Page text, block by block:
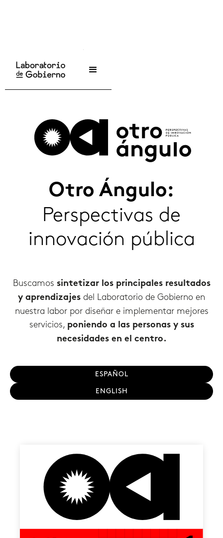
Otro Ángulo:
Perspectivas de
innovación pública
Buscamos sintetizar los principales resultados
y aprendizajes del Laboratorio de Gobierno en
nuestra labor por diseñar e implementar mejores
servicios, poniendo a las personas y sus
necesidades en el centro.
ESPAÑOL
ENGLISH